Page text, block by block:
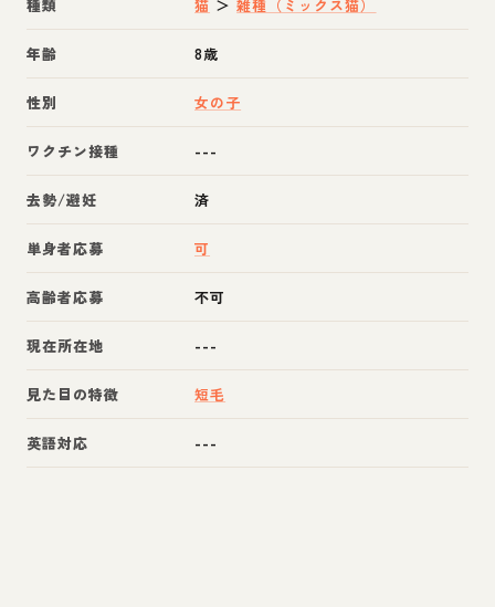
種類 猫 ＞雑種（ミックス猫）
年齢 8歳
性別 女の子
ワクチン接種 ---
去勢/避妊 済
単身者応募 可
高齢者応募 不可
現在所在地 ---
見た目の特徴 短毛
英語対応 ---